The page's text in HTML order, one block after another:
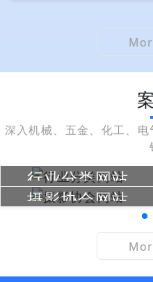
深入机械、五金、化工、
行业分类网站
摄影协会网站